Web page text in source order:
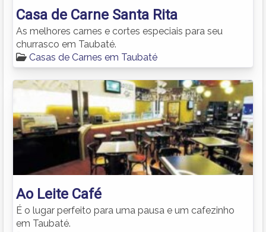
Casa de Carne Santa Rita
As melhores carnes e cortes especiais para seu
churrasco em Taubaté.
Casas de Carnes em Taubaté
Ao Leite Café
É o lugar perfeito para uma pausa e um cafezinho
em Taubaté.